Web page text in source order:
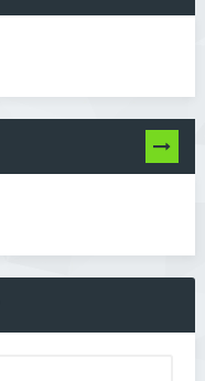
TÜMÜNÜ
GÖR